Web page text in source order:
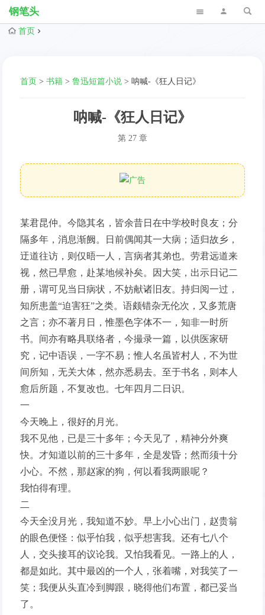
钢笔头
首页
首页 >书籍 >鲁迅短篇小说 >呐喊-《狂人日记》
呐喊-《狂人日记》
第 27 章
某君昆仲。今隐其名，皆余昔日在中学校时良友；分
隔多年，消息渐阙。日前偶闻其一大病；适归故乡，
迂道往访，则仅晤一人，言病者其弟也。劳君远道来
视，然已早愈，赴某地候补矣。因大笑，出示日记二
册，谓可见当日病状，不妨献诸旧友。持归阅一过，
知所患盖“迫害狂”之类。语颇错杂无伦次，又多荒唐
之言；亦不著月日，惟墨色字体不一，知非一时所
书。间亦有略具联络者，今撮录一篇，以供医家研
究，记中语误，一字不易；惟人名虽皆村人，不为世
间所知，无关大体，然亦悉易去。至于书名，则本人
愈后所题，不复改也。七年四月二日识。
一
今天晚上，很好的月光。
我不见他，已是三十多年；今天见了，精神分外爽
快。才知道以前的三十多年，全是发昏；然而须十分
小心。不然，那赵家的狗，何以看我两眼呢？
我怕得有理。
二
今天全没月光，我知道不妙。早上小心出门，赵贵翁
的眼色便怪：似乎怕我，似乎想害我。还有七八个
人，交头接耳的议论我。又怕我看见。一路上的人，
都是如此。其中最凶的一个人，张着嘴，对我笑了一
笑；我便从头直冷到脚跟，晓得他们布置，都已妥当
了。